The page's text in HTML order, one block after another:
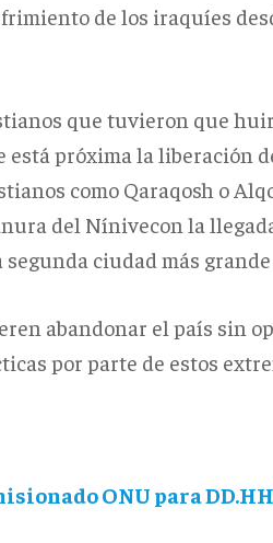
de los iraquíes
que tuvieron que
próxima la liberación
como Qaraqosh o
del Nínivecon la
ciudad más
abandonar el país sin
por parte de estos
ONU para